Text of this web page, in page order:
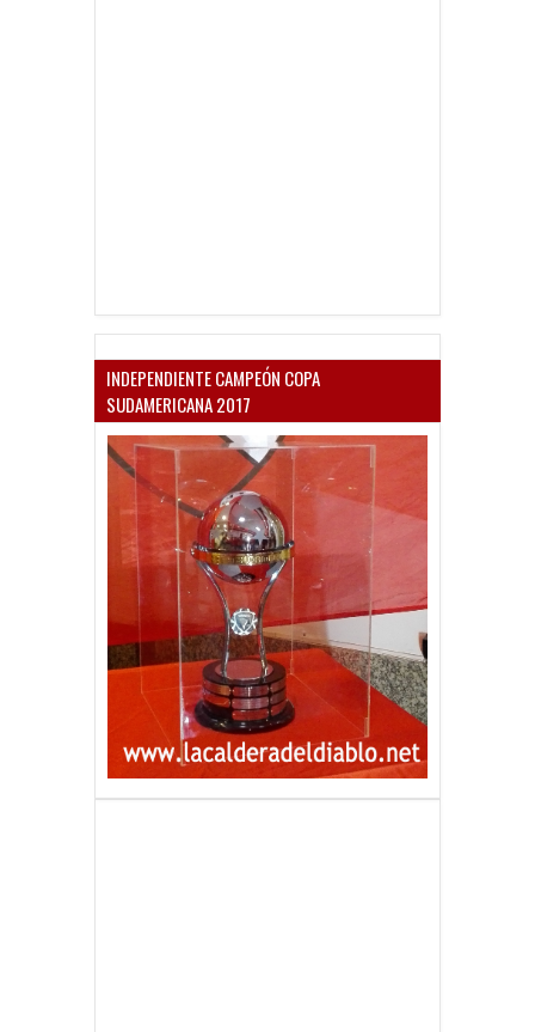
INDEPENDIENTE CAMPEÓN COPA
SUDAMERICANA 2017